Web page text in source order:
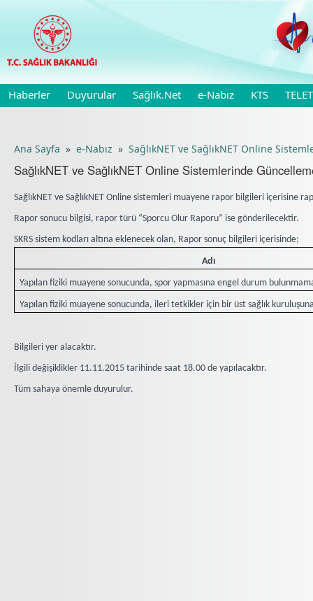
Haberler Duyurular Sağlık.Net e-Nabız KTS
Ana Sayfa » e-Nabız » SağlıkNET ve SağlıkNET Online
SağlıkNET ve SağlıkNET Online Sistemlerinde
SağlıkNET ve SağlıkNET Online sistemleri muayene rapor bilgileri içerisine
Rapor sonucu bilgisi, rapor türü “Sporcu Olur Raporu” ise gönderilecektir.
SKRS sistem kodları altına eklenecek olan, Rapor sonuç bilgileri içerisinde;
Adı
Yapılan fiziki muayene sonucunda, spor yapmasına engel durum
Yapılan fiziki muayene sonucunda, ileri tetkikler için bir üst sağlık
Bilgileri yer alacaktır.
İlgili değişiklikler 11.11.2015 tarihinde saat 18.00 de yapılacaktır.
Tüm sahaya önemle duyurulur.